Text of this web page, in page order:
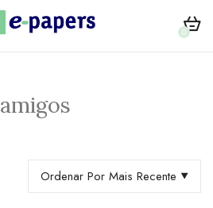
0
amigos
Ordenar Por Mais Recente